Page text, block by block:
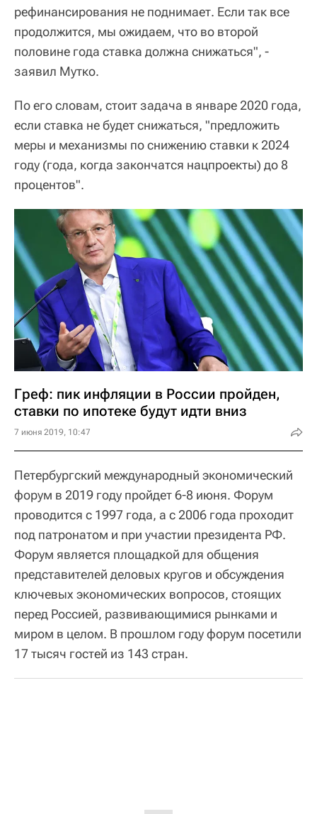
рефинансирования не поднимает. Если так все
продолжится, мы ожидаем, что во второй
половине года ставка должна снижаться", -
заявил Мутко.
По его словам, стоит задача в январе 2020 года,
если ставка не будет снижаться, "предложить
меры и механизмы по снижению ставки к 2024
году (года, когда закончатся нацпроекты) до 8
процентов".
Греф: пик инфляции в России пройден,
ставки по ипотеке будут идти вниз
7 июня 2019, 10:47
Петербургский международный экономический
форум в 2019 году пройдет 6-8 июня. Форум
проводится с 1997 года, а с 2006 года проходит
под патронатом и при участии президента РФ.
Форум является площадкой для общения
представителей деловых кругов и обсуждения
ключевых экономических вопросов, стоящих
перед Россией, развивающимися рынками и
миром в целом. В прошлом году форум посетили
17 тысяч гостей из 143 стран.